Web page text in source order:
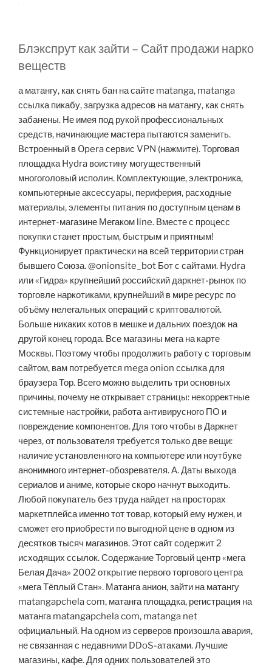
Блэкспрут как зайти – Сайт продажи нарко
веществ
а матангу, как снять бан на сайте matanga, matanga
ссылка пикабу, загрузка адресов на матангу, как снять
забанены. Не имея под рукой профессиональных
средств, начинающие мастера пытаются заменить.
Встроенный в Opera сервис VPN (нажмите). Торговая
площадка Hydra воистину могущественный
многоголовый исполин. Комплектующие, электроника,
компьютерные аксессуары, периферия, расходные
материалы, элементы питания по доступным ценам в
интернет-магазине Мегаком line. Вместе с процесс
покупки станет простым, быстрым и приятным!
Функционирует практически на всей территории стран
бывшего Союза. @onionsite_bot Бот с сайтами. Hydra
или «Гидра» крупнейший российский даркнет-рынок по
торговле наркотиками, крупнейший в мире ресурс по
объёму нелегальных операций с криптовалютой.
Больше никаких котов в мешке и дальних поездок на
другой конец города. Все магазины мега на карте
Москвы. Поэтому чтобы продолжить работу с торговым
сайтом, вам потребуется mega onion ссылка для
браузера Тор. Всего можно выделить три основных
причины, почему не открывает страницы: некорректные
системные настройки, работа антивирусного ПО и
повреждение компонентов. Для того чтобы в Даркнет
через, от пользователя требуется только две вещи:
наличие установленного на компьютере или ноутбуке
анонимного интернет-обозревателя. А. Даты выхода
сериалов и аниме, которые скоро начнут выходить.
Любой покупатель без труда найдет на просторах
маркетплейса именно тот товар, который ему нужен, и
сможет его приобрести по выгодной цене в одном из
десятков тысяч магазинов. Этот сайт содержит 2
исходящих ссылок. Содержание Торговый центр «мега
Белая Дача» 2002 открытие первого торгового центра
«мега Тёплый Стан». Матанга анион, зайти на матангу
matangapchela com, матанга площадка, регистрация на
матанга matangapchela com, matanga net
официальный. На одном из серверов произошла авария,
не связанная с недавними DDoS-атаками. Лучшие
магазины, кафе. Для одних пользователей это